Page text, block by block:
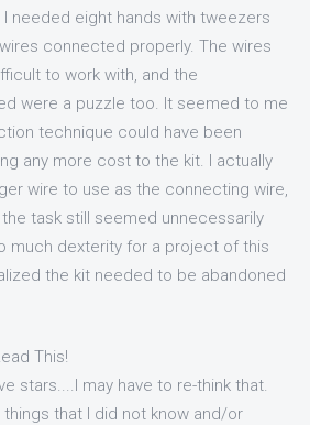
needed eight hands with tweezers
connected properly. The wires
to work with, and the
were a puzzle too. It seemed to me
technique could have been
any more cost to the kit. I actually
wire to use as the connecting wire,
task still seemed unnecessarily
much dexterity for a project of this
the kit needed to be abandoned
This!
stars....I may have to re-think that.
that I did not know and/or